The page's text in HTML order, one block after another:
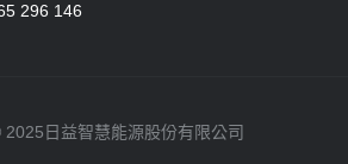
296 146
日益智慧能源股份有限公司